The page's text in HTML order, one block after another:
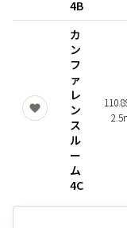
4B
カ
ン
フ
ァ
レ
ン
ス
ル
ー
ム
4C